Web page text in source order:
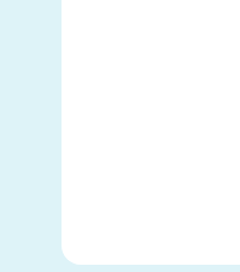
Vice